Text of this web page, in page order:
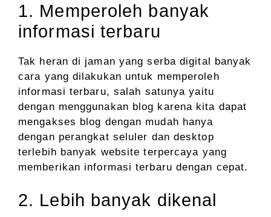
1. Memperoleh banyak
informasi terbaru
Tak heran di jaman yang serba digital banyak
cara yang dilakukan untuk memperoleh
informasi terbaru, salah satunya yaitu
dengan menggunakan blog karena kita dapat
mengakses blog dengan mudah hanya
dengan perangkat seluler dan desktop
terlebih banyak website terpercaya yang
memberikan informasi terbaru dengan cepat.
2. Lebih banyak dikenal